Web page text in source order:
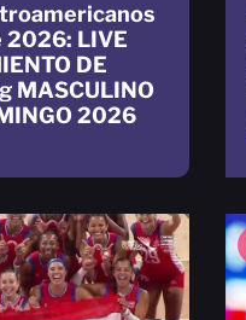
2026: LIVE
DE
MASCULINO
2026